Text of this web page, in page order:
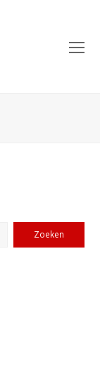
Zoeken